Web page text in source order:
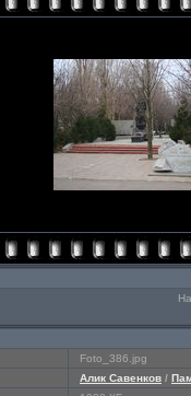
Foto_386.jpg
Алик Савенков /